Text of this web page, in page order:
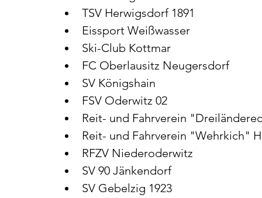
TSV Herwigsdorf 1891
Eissport Weißwasser
Ski-Club Kottmar
FC Oberlausitz Neugersdorf
SV Königshain
FSV Oderwitz 02
Reit- und Fahrverein
Reit- und Fahrverein "Wehrkich"
RFZV Niederoderwitz
SV 90 Jänkendorf
SV Gebelzig 1923